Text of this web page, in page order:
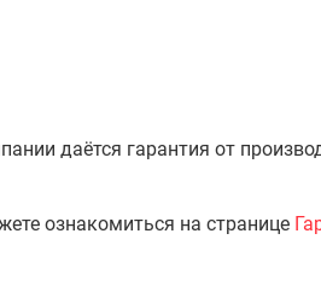
даётся гарантия от
ознакомиться на странице